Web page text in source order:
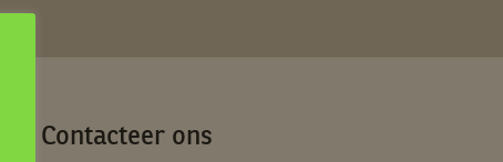
Contacteer ons